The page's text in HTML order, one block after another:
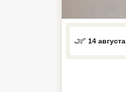
14 августа
Большой Сочи